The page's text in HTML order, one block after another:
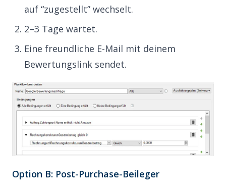
auf “zugestellt” wechselt.
2–3 Tage wartet.
Eine freundliche E-Mail mit deinem
Bewertungslink sendet.
Option B: Post-Purchase-Beileger